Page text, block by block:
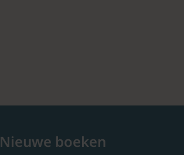
Nieuwe boeken